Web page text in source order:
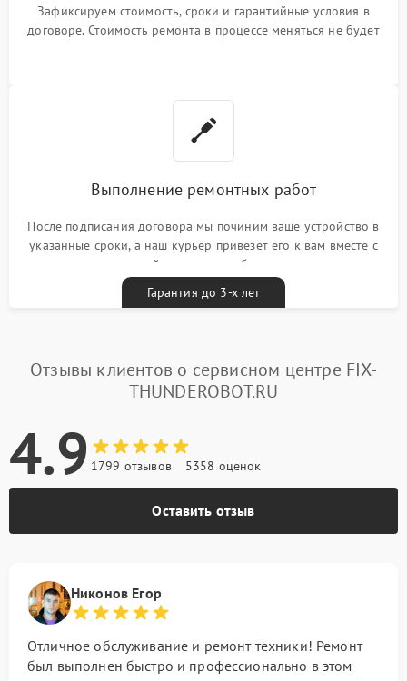
Зафиксируем стоимость, сроки и гарантийные условия в
договоре. Стоимость ремонта в процессе меняться не будет
Выполнение ремонтных работ
После подписания договора мы починим ваше устройство в
указанные сроки, а наш курьер привезет его к вам вместе с
гарантийным талоном бесплатно
Гарантия до 3-х лет
Отзывы клиентов о сервисном центре FIX-
THUNDEROBOT.RU
4.9 1799 отзывов 5358 оценок
Оставить отзыв
Никонов Егор
Отличное обслуживание и ремонт техники! Ремонт
был выполнен быстро и профессионально в этом